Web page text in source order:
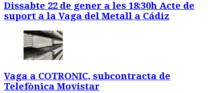
Dissabte 22 de gener a les 18:30h Acte de
suport a la Vaga del Metall a Cádiz
Vaga a COTRONIC, subcontracta de
Telefònica Movistar